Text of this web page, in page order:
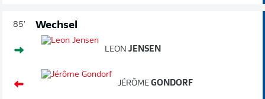
85' Wechsel
LEON JENSEN
JÉRÔME GONDORF